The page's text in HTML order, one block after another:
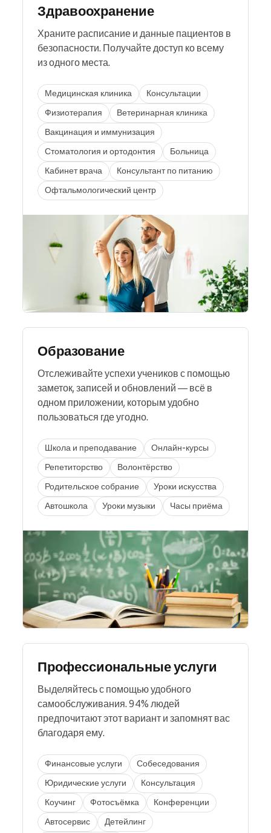
Здравоохранение
Храните расписание и данные пациентов в
безопасности. Получайте доступ ко всему
из одного места.
Медицинская клиника
Консультации
Физиотерапия
Ветеринарная клиника
Вакцинация и иммунизация
Стоматология и ортодонтия
Больница
Кабинет врача
Консультант по питанию
Офтальмологический центр
Образование
Отслеживайте успехи учеников с помощью
заметок, записей и обновлений — всё в
одном приложении, которым удобно
пользоваться где угодно.
Школа и преподавание
Онлайн-курсы
Репетиторство
Волонтёрство
Родительское собрание
Уроки искусства
Автошкола
Уроки музыки Часы приёма
Профессиональные услуги
Выделяйтесь с помощью удобного
самообслуживания. 94% людей
предпочитают этот вариант и запомнят вас
благодаря ему.
Финансовые услуги
Собеседования
Юридические услуги
Консультация
Коучинг
Фотосъёмка
Конференции
Автосервис
Детейлинг